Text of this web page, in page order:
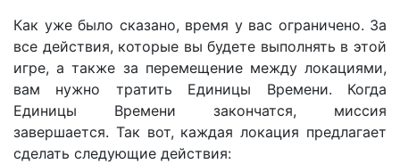
Как уже было сказано, время у вас ограничено. За
все действия, которые вы будете выполнять в этой
игре, а также за перемещение между локациями,
вам нужно тратить Единицы Времени. Когда
Единицы Времени закончатся, миссия
завершается. Так вот, каждая локация предлагает
сделать следующие действия: